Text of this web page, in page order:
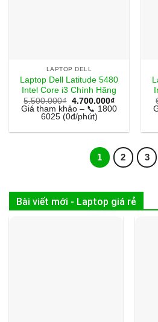
LAPTOP DELL
Laptop Dell Latitude 5480
Intel Core i3 Chính Hãng
5.500.000₫ Giá
gốc
là:
5.500.000₫.
4.700.000₫Giá
hiện
Giá tham khảo – 📞 1800
6025 (0đ/phút)
1 2 3
Bài viết mới - Laptop giá rẻ